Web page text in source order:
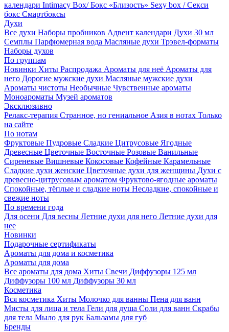
календари Intimacy Box/ Бокс «Близость» Sexy box / Секси
бокс Смартбоксы
Духи
Все духи Наборы пробников Адвент календари Духи 30 мл
Семплы Парфюмерная вода Масляные духи Трэвел-форматы
Наборы духов
По группам
Новинки Хиты Распродажа Ароматы для неё Ароматы для
него Дорогие мужские духи Масляные мужские духи
Ароматы чистоты Необычные Чувственные ароматы
Моноароматы Музей ароматов
Эксклюзивно
Релакс-терапия Странное, но гениальное Азия в нотах Только
на сайте
По нотам
Фруктовые Пудровые Сладкие Цитрусовые Ягодные
Древесные Цветочные Восточные Розовые Ванильные
Сиреневые Вишневые Кокосовые Кофейные Карамельные
Сладкие духи женские Цветочные духи для женщины Духи с
древесно-цитрусовым ароматом Фруктово-ягодные ароматы
Спокойные, тёплые и сладкие ноты Несладкие, спокойные и
свежие ноты
По времени года
Для осени Для весны Летние духи для него Летние духи для
нее
Новинки
Подарочные сертификаты
Ароматы для дома и косметика
Ароматы для дома
Все ароматы для дома Хиты Свечи Диффузоры 125 мл
Диффузоры 100 мл Диффузоры 30 мл
Косметика
Вся косметика Хиты Молочко для ванны Пена для ванн
Мисты для лица и тела Гели для душа Соли для ванн Скрабы
для тела Мыло для рук Бальзамы для губ
Бренды